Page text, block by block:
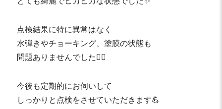
点検結果に特に異常はなく
水弾きやチョーキング、塗膜の状態も
問題ありませんでした🙆‍♂️
今後も定期的にお伺いして
しっかりと点検をさせていただきます💪